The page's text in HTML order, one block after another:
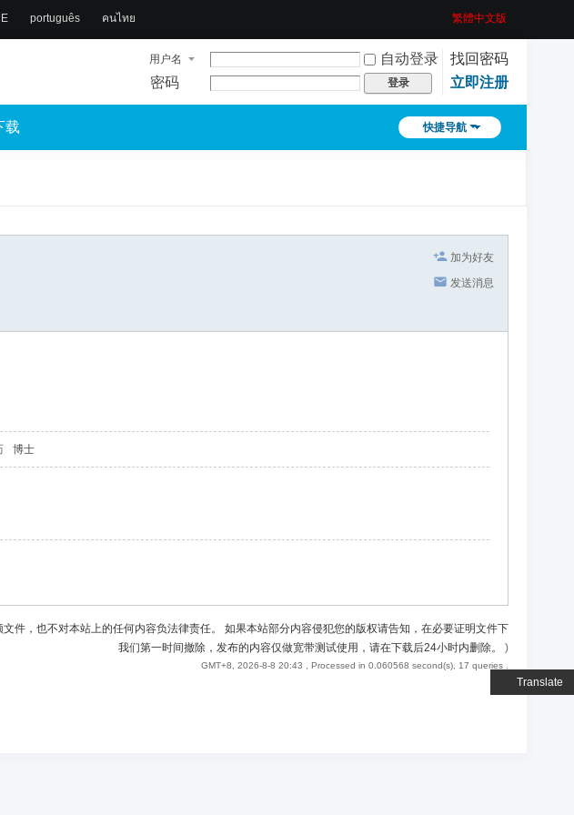
Translate
português คนไทย 繁體中文版
用户名 自动登录
找回密码
密码
登录 立即注册
快捷导航
载
加为好友
发送消息
博士
件，也不对本站上的任何内容负法律责任。 如果本站部分内容侵犯您的版权请告知，在必要证明文件下
我们第一时间撤除，发布的内容仅做宽带测试使用，请在下载后24小时内删除。
)
GMT+8, 2026-8-8 20:43 , Processed in 0.060568 second(s), 17 queries .